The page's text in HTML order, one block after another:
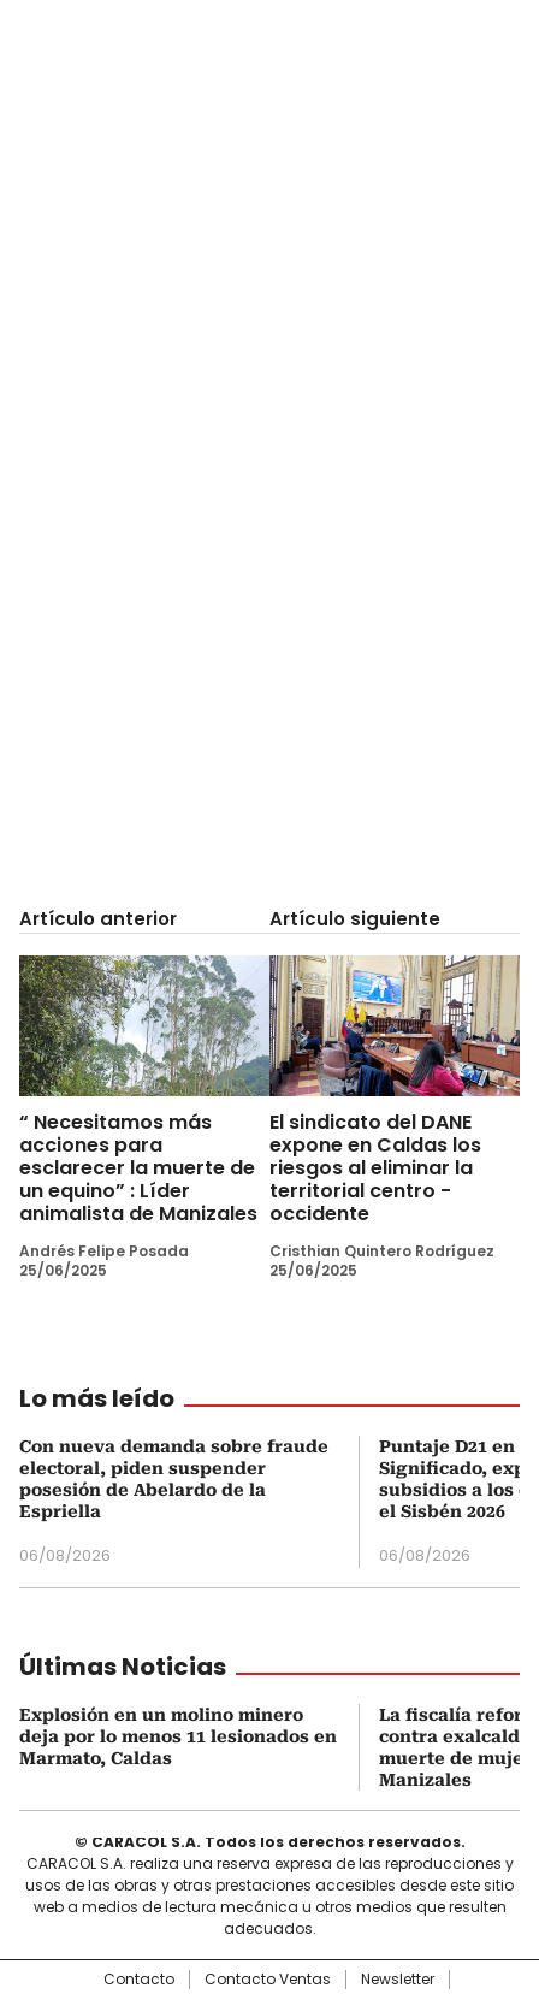
Artículo anterior
“ Necesitamos más
acciones para
esclarecer la muerte de
un equino” : Líder
animalista de Manizales
Andrés Felipe Posada
25/06/2025
Artículo siguiente
El sindicato del DANE
expone en Caldas los
riesgos al eliminar la
territorial centro -
occidente
Cristhian Quintero Rodríguez
25/06/2025
Lo más leído
Con nueva demanda sobre fraude
electoral, piden suspender
posesión de Abelardo de la
Espriella
06/08/2026
Puntaje D21 en
Significado,
subsidios a los
el Sisbén 2026
06/08/2026
Últimas Noticias
Explosión en un molino minero
deja por lo menos 11 lesionados en
Marmato, Caldas
La fiscalía
contra exalcalde
muerte de mujer
Manizales
© CARACOL S.A. Todos los derechos reservados.
CARACOL S.A. realiza una reserva expresa de las reproducciones y
usos de las obras y otras prestaciones accesibles desde este sitio
web a medios de lectura mecánica u otros medios que resulten
adecuados.
Contacto Contacto Ventas Newsletter